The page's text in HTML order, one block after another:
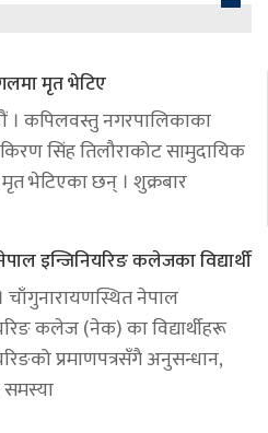
मृत भेटिए
। कपिलवस्तु नगरपालिकाका
सिंह तिलौराकोट सामुदायिक
भेटिएका छन् । शुक्रबार
इन्जिनियरिङ कलेजका विद्यार्थी
चाँगुनारायणस्थित नेपाल
कलेज (नेक) का विद्यार्थीहरू
प्रमाणपत्रसँगै अनुसन्धान,
समस्या